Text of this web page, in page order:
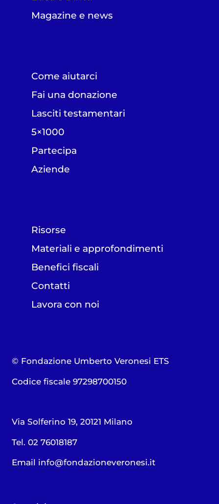
Magazine e news
Come aiutarci
Fai una donazione
Lasciti testamentari
5×1000
Partecipa
Aziende
Risorse
Materiali e approfondimenti
Benefici fiscali
Contatti
Lavora con noi
© Fondazione Umberto Veronesi ETS
Codice fiscale 97298700150
Via Solferino 19, 20121 Milano
Tel. 02 76018187
Email info@fondazioneveronesi.it